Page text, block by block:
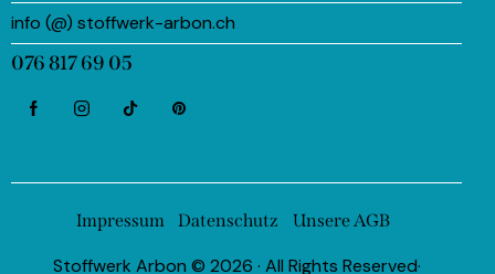
info (@) stoffwerk-arbon.ch
076 817 69 05
Impressum Datenschutz Unsere AGB
Stoffwerk Arbon © 2026 · All Rights Reserved·